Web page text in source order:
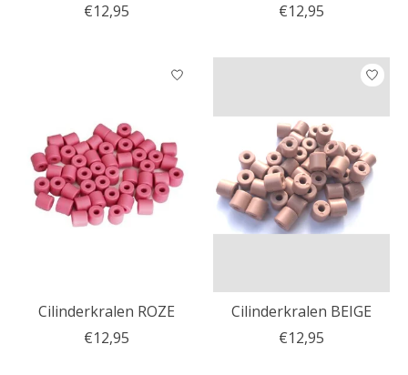
€12,95
€12,95
Cilinderkralen ROZE
€12,95
Cilinderkralen BEIGE
€12,95